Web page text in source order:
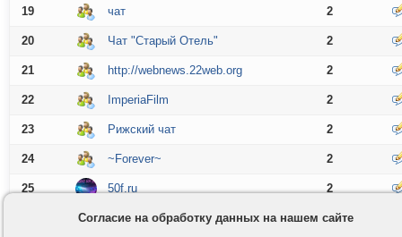
19 чат 2
20 Чат "Старый Отель" 2
21 http://webnews.22web.org 2
22 ImperiaFilm 2
23 Рижский чат 2
24 ~Forever~ 2
25 50f.ru 2
Следующая страница 26-50
Согласие на обработку данных на нашем сайте